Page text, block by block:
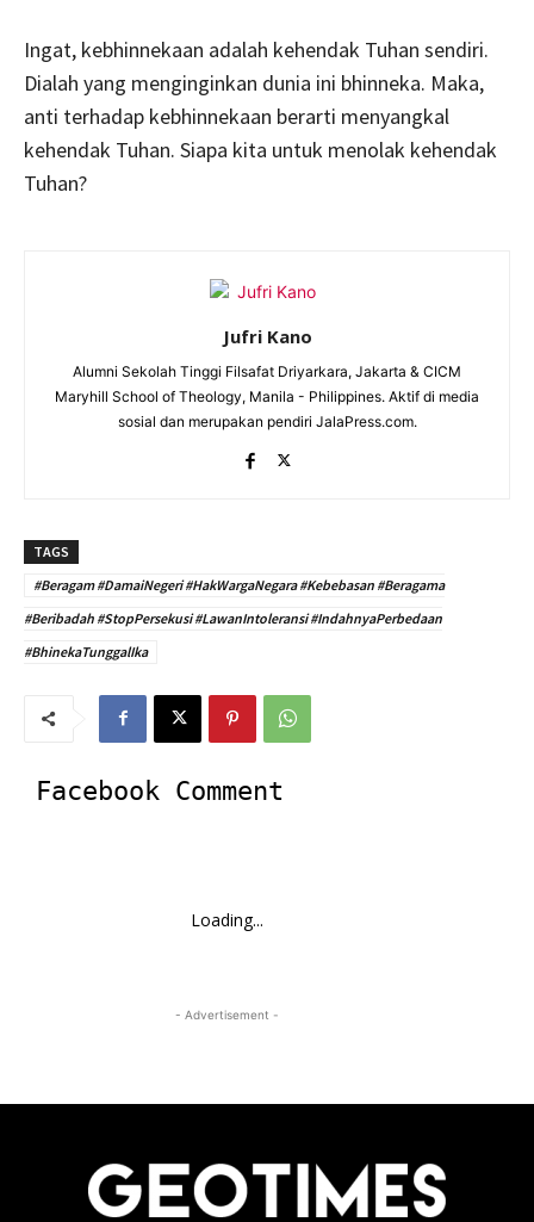
Ingat, kebhinnekaan adalah kehendak Tuhan sendiri.
Dialah yang menginginkan dunia ini bhinneka. Maka,
anti terhadap kebhinnekaan berarti menyangkal
kehendak Tuhan. Siapa kita untuk menolak kehendak
Tuhan?
Jufri Kano
Alumni Sekolah Tinggi Filsafat Driyarkara, Jakarta & CICM
Maryhill School of Theology, Manila - Philippines. Aktif di media
sosial dan merupakan pendiri JalaPress.com.
TAGS
#Beragam #DamaiNegeri #HakWargaNegara #Kebebasan #Beragama
#Beribadah #StopPersekusi #LawanIntoleransi #IndahnyaPerbedaan
#BhinekaTunggalIka
Facebook Comment
Loading...
- Advertisement -